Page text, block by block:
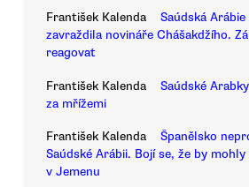
František Kalenda
Saúdská
zavraždila novináře Chášakdžího.
reagovat
František Kalenda
Saúdské
za mřížemi
František Kalenda
Španělsko
Saúdské Arábii. Bojí se, že by
v Jemenu